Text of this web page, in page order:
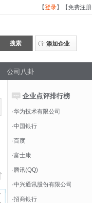
【登录】 【免费注册
添加企业
公司八卦
企业点评排行榜
·华为技术有限公司
·中国银行
·百度
·富士康
·腾讯(QQ)
·中兴通讯股份有限公司
·招商银行